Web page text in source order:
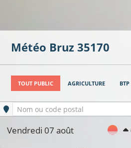
Météo Bruz 35170
TOUT PUBLIC AGRICULTURE BTP
Ville sélectionnée
Nom ou code postal
Vendredi 07 août